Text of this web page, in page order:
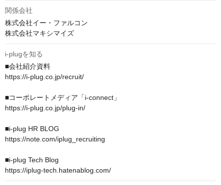
関係会社
株式会社イー・ファルコン
株式会社マキシマイズ
i-plugを知る
■会社紹介資料
https://i-plug.co.jp/recruit/
■コーポレートメディア「i-connect」
https://i-plug.co.jp/plug-in/
■i-plug HR BLOG
https://note.com/iplug_recruiting
■i-plug Tech Blog